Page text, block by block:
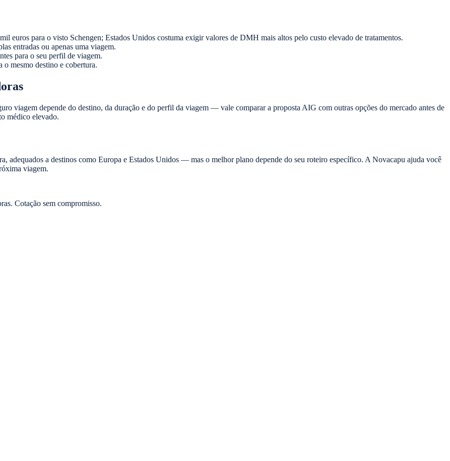
euros para o visto Schengen; Estados Unidos costuma exigir valores de DMH mais altos pelo custo elevado de tratamentos.
entradas ou apenas uma viagem.
para o seu perfil de viagem.
o mesmo destino e cobertura.
viagem depende do destino, da duração e do perfil da viagem — vale comparar a proposta AIG com outras opções do mercado antes de
médico elevado.
adequados a destinos como Europa e Estados Unidos — mas o melhor plano depende do seu roteiro específico. A Novacapu ajuda você
viagem.
Cotação sem compromisso.